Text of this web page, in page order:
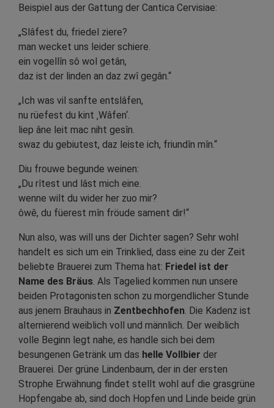
Beispiel aus der Gattung der Cantica Cervisiae:
„Slâfest du, friedel ziere?
man wecket uns leider schiere.
ein vogellîn sô wol getân,
daz ist der linden an daz zwî gegân.“
„Ich was vil sanfte entslâfen,
nu rüefest du kint ‚Wâfen‘.
liep âne leit mac niht gesîn.
swaz du gebiutest, daz leiste ich, friundîn mîn.“
Diu frouwe begunde weinen:
„Du rîtest und lâst mich eine.
wenne wilt du wider her zuo mir?
ôwê, du füerest mîn fröude sament dir!“
Nun also, was will uns der Dichter sagen? Sehr wohl
handelt es sich um ein Trinklied, dass eine zu der Zeit
beliebte Brauerei zum Thema hat: Friedel ist der
Name des Bräus. Als Tagelied kommen nun unsere
beiden Protagonisten schon zu morgendlicher Stunde
aus jenem Brauhaus in Zentbechhofen. Die Kadenz ist
alternierend weiblich voll und männlich. Der weiblich
volle Beginn legt nahe, es handle sich bei dem
besungenen Getränk um das helle Vollbier der
Brauerei. Der grüne Lindenbaum, der in der ersten
Strophe Erwähnung findet stellt wohl auf die grasgrüne
Hopfengabe ab, sind doch Hopfen und Linde beide grün